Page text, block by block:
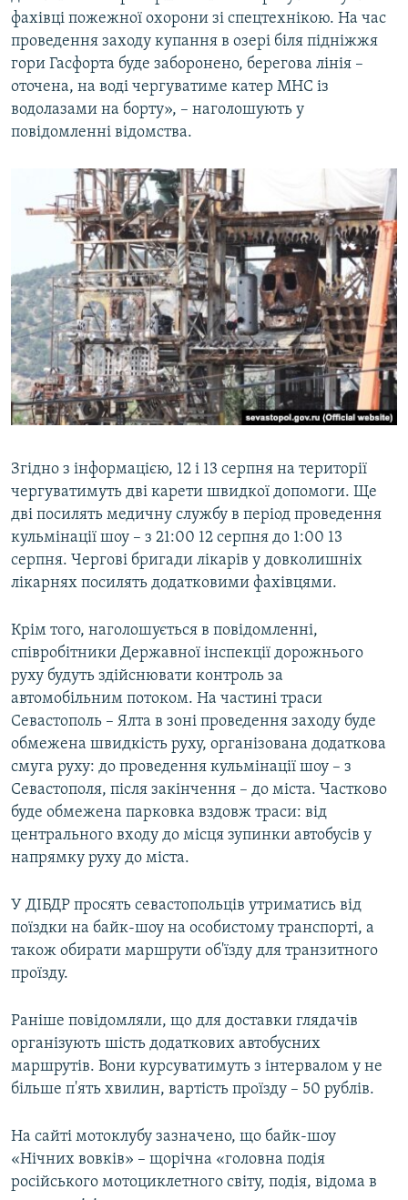
фахівці пожежної охорони зі спецтехнікою. На час
проведення заходу купання в озері біля підніжжя
гори Гасфорта буде заборонено, берегова лінія –
оточена, на воді чергуватиме катер МНС із
водолазами на борту», – наголошують у
повідомленні відомства.
Згідно з інформацією, 12 і 13 серпня на території
чергуватимуть дві карети швидкої допомоги. Ще
дві посилять медичну службу в період проведення
кульмінації шоу – з 21:00 12 серпня до 1:00 13
серпня. Чергові бригади лікарів у довколишніх
лікарнях посилять додатковими фахівцями.
Крім того, наголошується в повідомленні,
співробітники Державної інспекції дорожнього
руху будуть здійснювати контроль за
автомобільним потоком. На частині траси
Севастополь – Ялта в зоні проведення заходу буде
обмежена швидкість руху, організована додаткова
смуга руху: до проведення кульмінації шоу – з
Севастополя, після закінчення – до міста. Частково
буде обмежена парковка вздовж траси: від
центрального входу до місця зупинки автобусів у
напрямку руху до міста.
У ДІБДР просять севастопольців утриматись від
поїздки на байк-шоу на особистому транспорті, а
також обирати маршрути об'їзду для транзитного
проїзду.
Раніше повідомляли, що для доставки глядачів
організують шість додаткових автобусних
маршрутів. Вони курсуватимуть з інтервалом у не
більше п'ять хвилин, вартість проїзду – 50 рублів.
На сайті мотоклубу зазначено, що байк-шоу
«Нічних вовків» – щорічна «головна подія
російського мотоциклетного світу, подія, відома в